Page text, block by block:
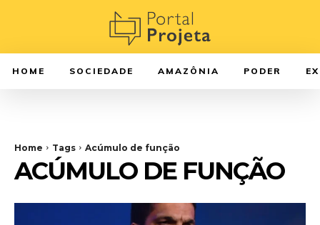
HOME SOCIEDADE AMAZÔNIA PODER
Home Tags Acúmulo de função
ACÚMULO DE FUNÇÃO